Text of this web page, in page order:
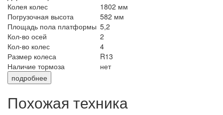
Колея колес
1802 мм
Погрузочная высота
582 мм
Площадь пола платформы 5,2
Кол-во осей
2
Кол-во колес
4
Размер колеса
R13
Наличие тормоза
нет
подробнее
Похожая техника